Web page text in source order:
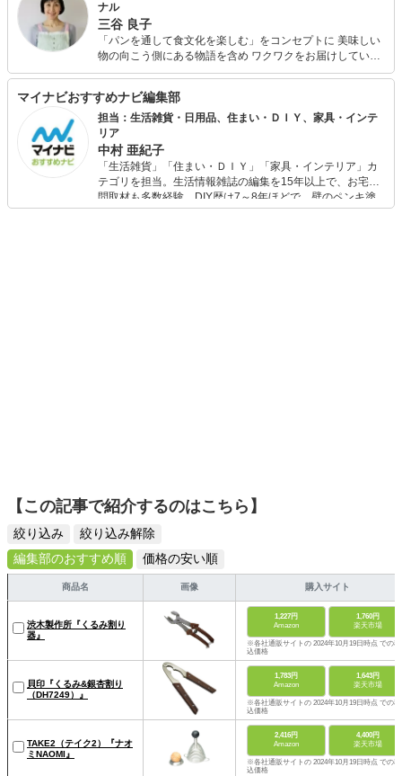
ナル
三谷 良子
「パンを通して食文化を楽しむ」をコンセプトに 美味しい
物の向こう側にある物語を含め ワクワクをお届けしていま
す。 世界各地の魅力ある食文化に触れ、皆様にお伝えし と
す。 現在は、自宅にてパン＆料理教室「サロン ド ファリ
ーヌ」を主宰 都内や横浜の料理教室、カルチャーセンター
にてパン＆料理の講座を担当。 企業やメディアにもレシピ
を提供 。 横浜市はまふうどコンシェルジュとして生産者と
消費者をつなぐ活動をしている。
マイナビおすすめナビ編集部
担当：生活雑貨・日用品、住まい・ＤＩＹ、家具・インテ
リア
中村 亜紀子
「生活雑貨」「住まい・ＤＩＹ」「家具・インテリア」カ
テゴリを担当。生活情報雑誌の編集を15年以上で、お宅訪
問取材も多数経験。DIY歴は7～8年ほどで、壁のペンキ塗
りや壁紙チェンジなどもチャレンジ済み。初心者でもモノ
【この記事で紹介するのはこちら】
絞り込み
絞り込み解除
編集部のおすすめ順
価格の安い順
商品名 画像 購入サイト
渋木製作所『くるみ割り
器』
1,227円
Amazon
1,760円
楽天市場
※各社通販サイトの 2024年10月19日時点 での税
込価格
貝印『くるみ&銀杏割り
（DH7249）』
1,783円
Amazon
1,643円
楽天市場
※各社通販サイトの 2024年10月19日時点 での税
込価格
TAKE2（テイク2）『ナオ
ミNAOMI』
2,416円
Amazon
4,400円
楽天市場
※各社通販サイトの 2024年10月19日時点 での税
込価格